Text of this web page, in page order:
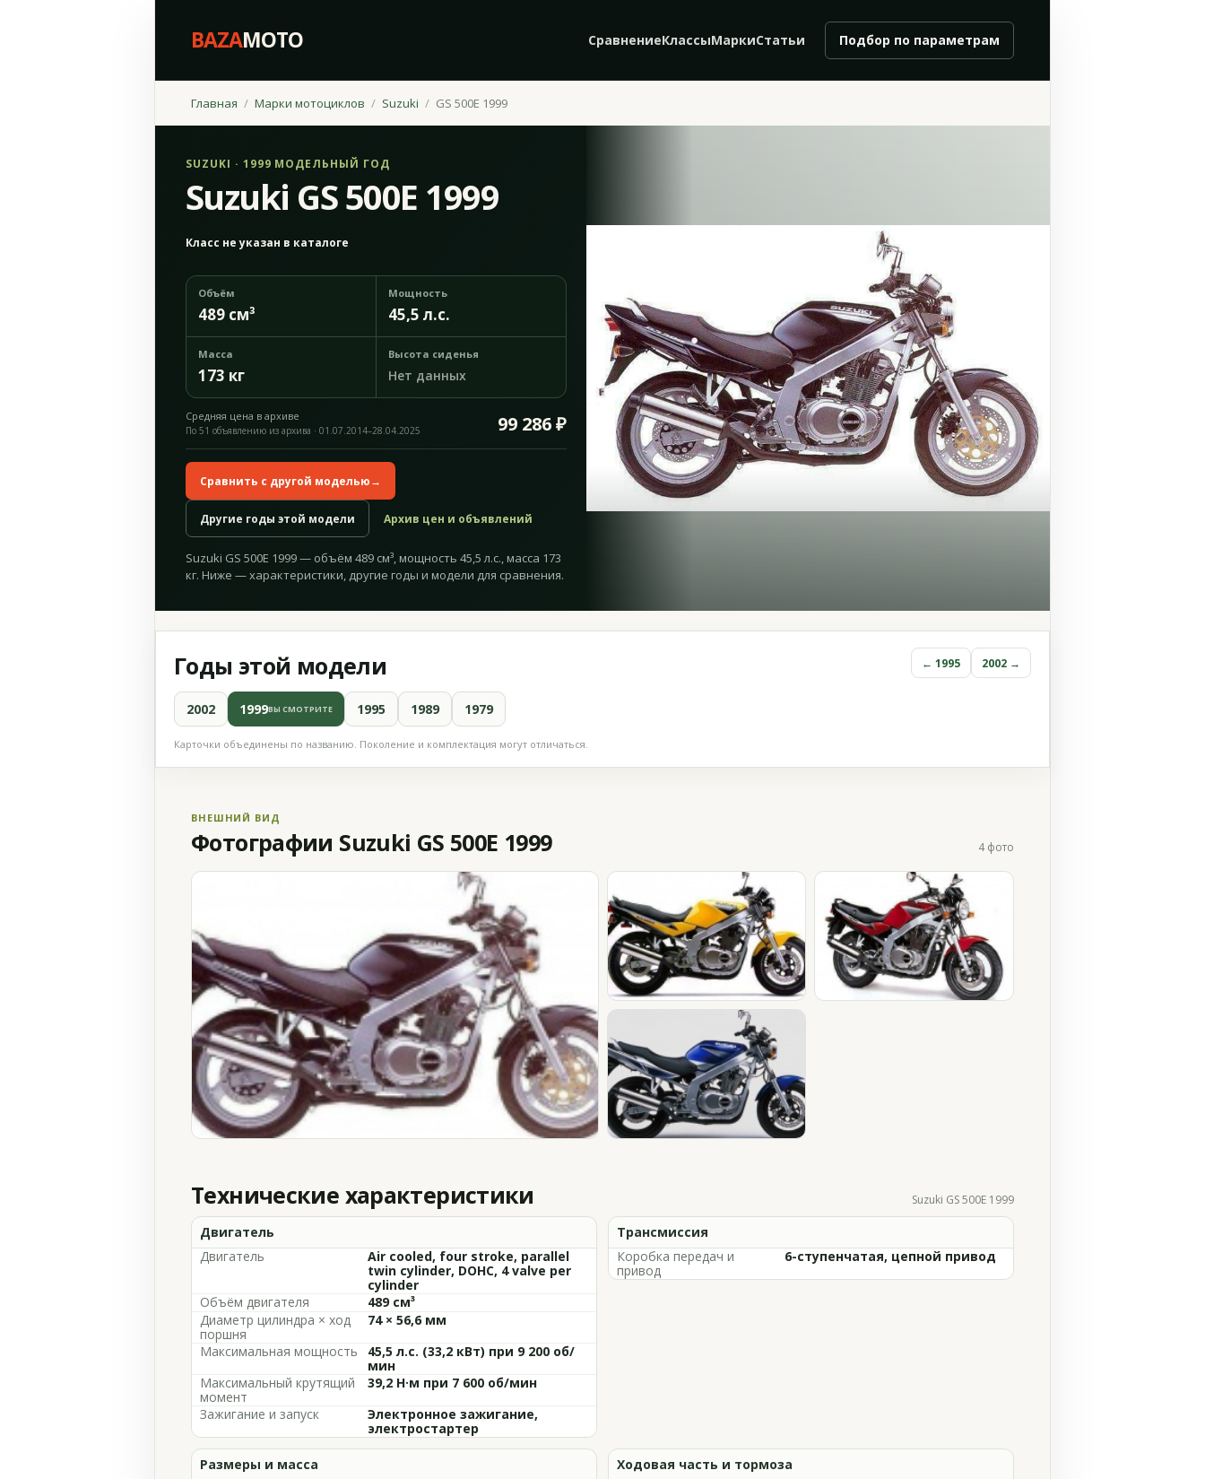
BAZAMOTO СравнениеКлассыМаркиСтатьи Подбор по параметрам
Главная Марки мотоциклов Suzuki GS 500E 1999
SUZUKI · 1999 МОДЕЛЬНЫЙ ГОД
Suzuki GS 500E 1999
Класс не указан в каталоге
Объём
489 см³
Мощность
45,5 л.с.
Масса
173 кг
Высота сиденья
Нет данных
Средняя цена в архиве 99 286 ₽
По 51 объявлению из архива · 01.07.2014–28.04.2025
Сравнить с другой моделью→
Другие годы этой модели Архив цен и объявлений
Suzuki GS 500E 1999 — объём 489 см³, мощность 45,5 л.с., масса 173
кг. Ниже — характеристики, другие годы и модели для сравнения.
Годы этой модели ← 1995 2002 →
2002 1999ВЫ СМОТРИТЕ 1995 1989 1979
Карточки объединены по названию. Поколение и комплектация могут отличаться.
ВНЕШНИЙ ВИД
Фотографии Suzuki GS 500E 1999 4 фото
Технические характеристики Suzuki GS 500E 1999
Двигатель
Двигатель
Air cooled, four stroke, parallel
twin cylinder, DOHC, 4 valve per
cylinder
Объём двигателя
489 см³
Диаметр цилиндра × ход
поршня
74 × 56,6 мм
Максимальная мощность
45,5 л.с. (33,2 кВт) при 9 200 об/
мин
Максимальный крутящий
момент
39,2 Н·м при 7 600 об/мин
Зажигание и запуск
Электронное зажигание,
электростартер
Трансмиссия
Коробка передач и
привод
6-ступенчатая, цепной привод
Размеры и масса
Ходовая часть и тормоза